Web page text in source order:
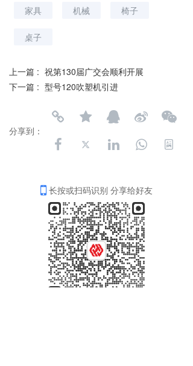
家具 机械 椅子
桌子
上一篇 : 祝第130届广交会顺利开展
下一篇 : 型号120吹塑机引进
分享到：
长按或扫码识别 分享给好友